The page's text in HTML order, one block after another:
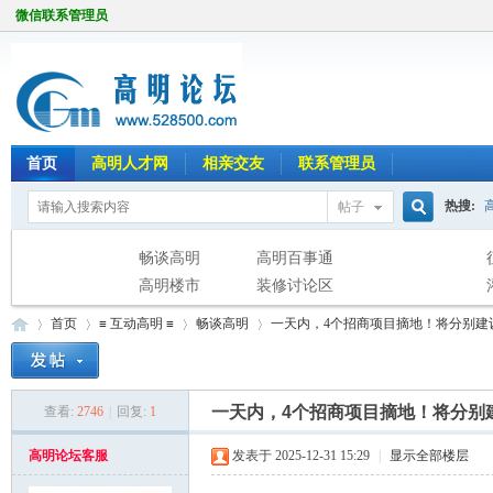
微信联系管理员
首页 高明人才网 相亲交友 联系管理员
帖子
索
热搜:
畅谈高明
高明百事通
高明楼市
装修讨论区
首页
›
≡ 互动高明 ≡ 畅谈高明
›
一天内，4个招商项目摘地！将分别
查看: 2746 回复: 1 一天内，4个招商项目摘地！将分
高明论坛客服 发表于 2025-12-31 15:29 显示全部楼层